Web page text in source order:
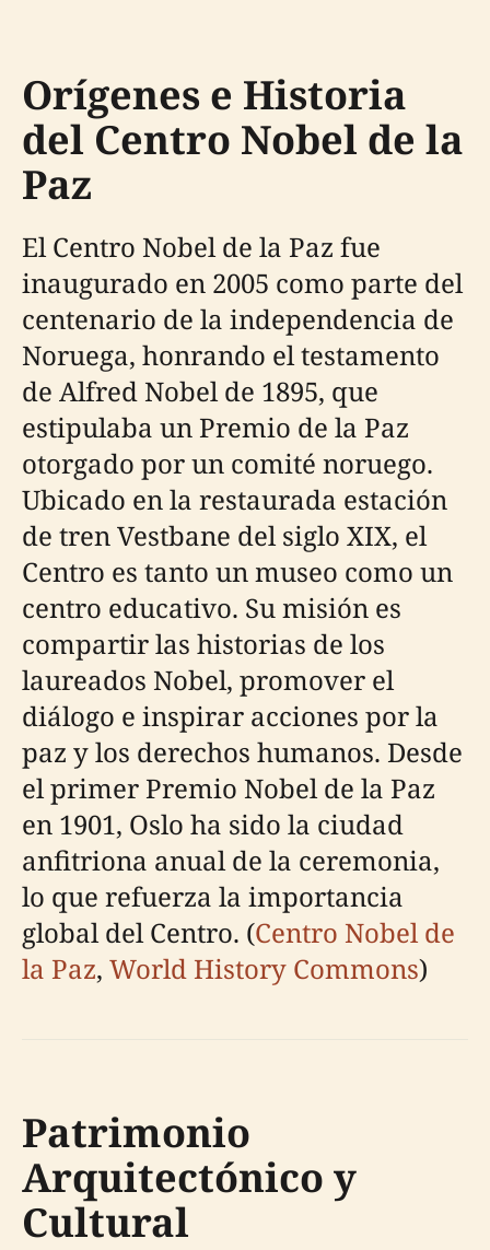
Orígenes e Historia
del Centro Nobel de la
Paz
El Centro Nobel de la Paz fue
inaugurado en 2005 como parte del
centenario de la independencia de
Noruega, honrando el testamento
de Alfred Nobel de 1895, que
estipulaba un Premio de la Paz
otorgado por un comité noruego.
Ubicado en la restaurada estación
de tren Vestbane del siglo XIX, el
Centro es tanto un museo como un
centro educativo. Su misión es
compartir las historias de los
laureados Nobel, promover el
diálogo e inspirar acciones por la
paz y los derechos humanos. Desde
el primer Premio Nobel de la Paz
en 1901, Oslo ha sido la ciudad
anfitriona anual de la ceremonia,
lo que refuerza la importancia
global del Centro. (Centro Nobel de
la Paz, World History Commons)
Patrimonio
Arquitectónico y
Cultural